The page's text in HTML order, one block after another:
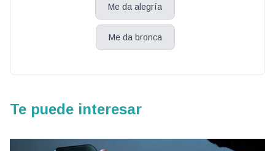
Me da alegría
Me da bronca
Te puede interesar